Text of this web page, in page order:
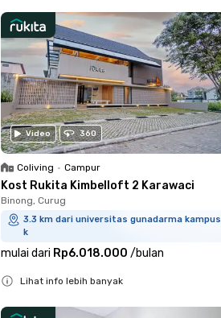
Video 360
Coliving • Campur
Kost Rukita Kimbelloft 2 Karawaci
Binong, Curug
3.3 km dari universitas gunadarma kampus
k
mulai dari Rp6.018.000 /bulan
Lihat info lebih banyak